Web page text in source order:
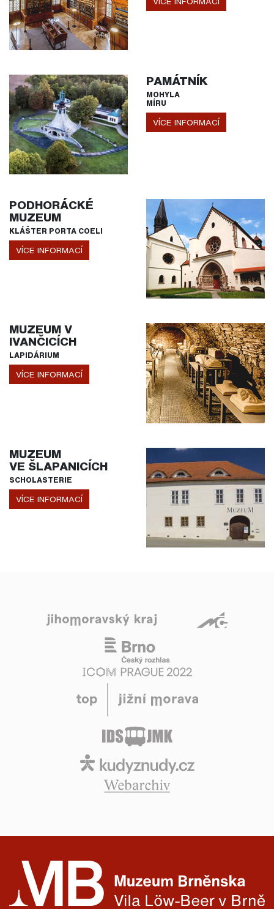
PAMÁTNÍK
MOHYLA
MÍRU
VÍCE INFORMACÍ
PODHORÁCKÉ
MUZEUM
KLÁŠTER PORTA COELI
VÍCE INFORMACÍ
MUZEUM V
IVANČICÍCH
LAPIDÁRIUM
VÍCE INFORMACÍ
MUZEUM
VE ŠLAPANICÍCH
SCHOLASTERIE
VÍCE INFORMACÍ